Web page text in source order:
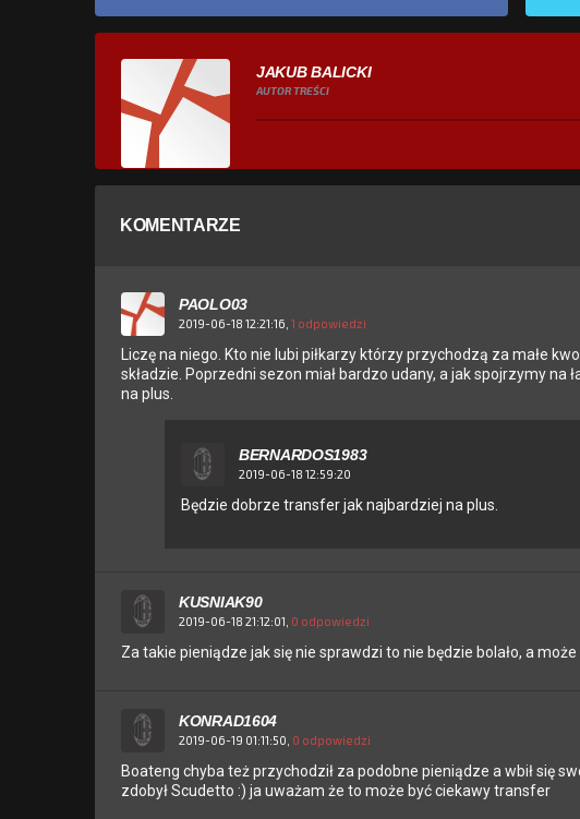
JAKUB BALICKI
AUTOR TREŚCI
KOMENTARZE
PAOLO03
2019-06-18 12:21:16, 1 odpowiedzi
Liczę na niego. Kto nie lubi piłkarzy którzy przychodzą za małe
składzie. Poprzedni sezon miał bardzo udany, a jak spojrzymy
na plus.
BERNARDOS1983
2019-06-18 12:59:20
Będzie dobrze transfer jak najbardziej na plus.
KUSNIAK90
2019-06-18 21:12:01, 0 odpowiedzi
Za takie pieniądze jak się nie sprawdzi to nie będzie bolało, a
KONRAD1604
2019-06-19 01:11:50, 0 odpowiedzi
Boateng chyba też przychodził za podobne pieniądze a wbił się
zdobył Scudetto :) ja uważam że to może być ciekawy transfer